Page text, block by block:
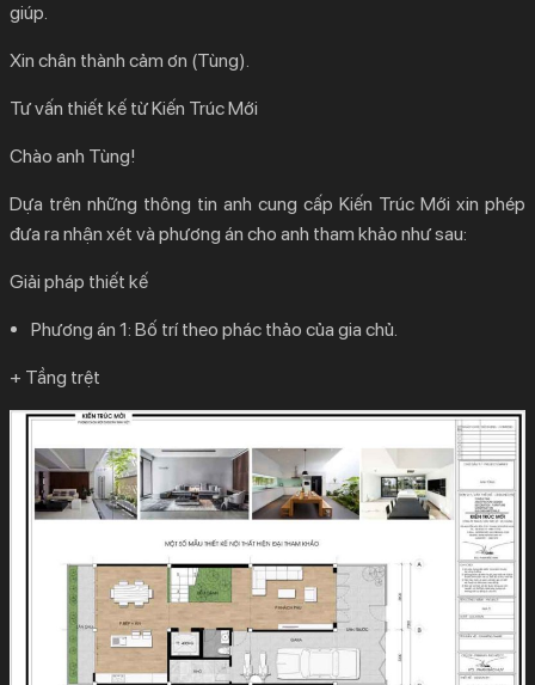
giúp.
Xin chân thành cảm ơn (Tùng).
Tư vấn thiết kế từ Kiến Trúc Mới
Chào anh Tùng!
Dựa trên những thông tin anh cung cấp Kiến Trúc Mới xin phép
đưa ra nhận xét và phương án cho anh tham khảo như sau:
Giải pháp thiết kế
Phương án 1: Bố trí theo phác thảo của gia chủ.
+ Tầng trệt